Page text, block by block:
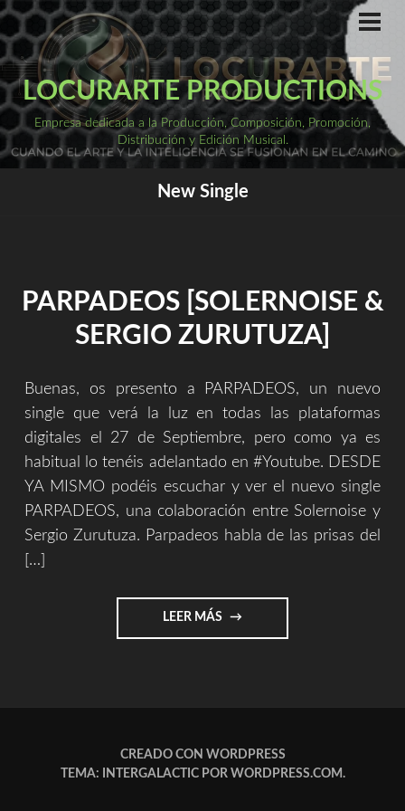
Saltar
al
contenido
LOCURARTE PRODUCTIONS
Empresa dedicada a la Producción, Composición, Promoción,
Distribución y Edición Musical.
New Single
PARPADEOS [SOLERNOISE &
SERGIO ZURUTUZA]
Buenas, os presento a PARPADEOS, un nuevo
single que verá la luz en todas las plataformas
digitales el 27 de Septiembre, pero como ya es
habitual lo tenéis adelantado en #Youtube. DESDE
YA MISMO podéis escuchar y ver el nuevo single
PARPADEOS, una colaboración entre Solernoise y
Sergio Zurutuza. Parpadeos habla de las prisas del
[…]
LEER MÁS "PARPADEOS
[SOLERNOISE
CREADO CON WORDPRESS
TEMA: INTERGALACTIC POR WORDPRESS.COM.